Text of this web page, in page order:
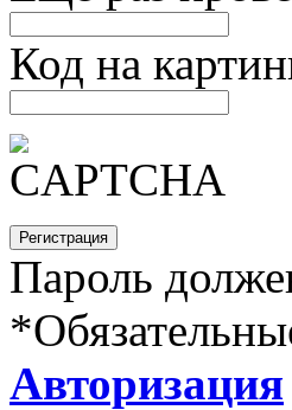
Код на
Пароль
*
Авторизация